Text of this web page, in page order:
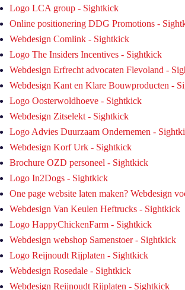
Logo LCA group - Sightkick
Online positionering DDG Promotions -
Webdesign Comlink - Sightkick
Logo The Insiders Incentives - Sightkick
Webdesign Erfrecht advocaten Flevoland -
Webdesign Kant en Klare Bouwproducten -
Logo Oosterwoldhoeve - Sightkick
Webdesign Zitselekt - Sightkick
Logo Advies Duurzaam Ondernemen -
Webdesign Korf Urk - Sightkick
Brochure OZD personeel - Sightkick
Logo In2Dogs - Sightkick
One page website laten maken? Webdesign
Webdesign Van Keulen Heftrucks - Sightkick
Logo HappyChickenFarm - Sightkick
Webdesign webshop Samenstoer - Sightkick
Logo Reijnoudt Rijplaten - Sightkick
Webdesign Rosedale - Sightkick
Webdesign Reijnoudt Rijplaten - Sightkick